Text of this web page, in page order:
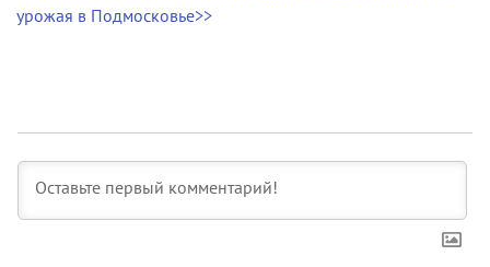
урожая в Подмосковье>>